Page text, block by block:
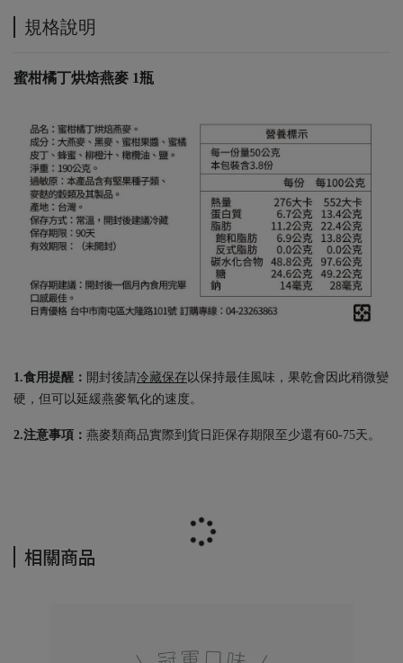
規格說明
蜜柑橘丁烘焙燕麥 1瓶
1.食用提醒： 開封後請冷藏保存 以保持最佳風味，果乾會因此稍微變
硬，但可以延緩燕麥氧化的速度。
2.注意事項： 燕麥類商品實際到貨日距保存期限至少還有60-75天。
相關商品